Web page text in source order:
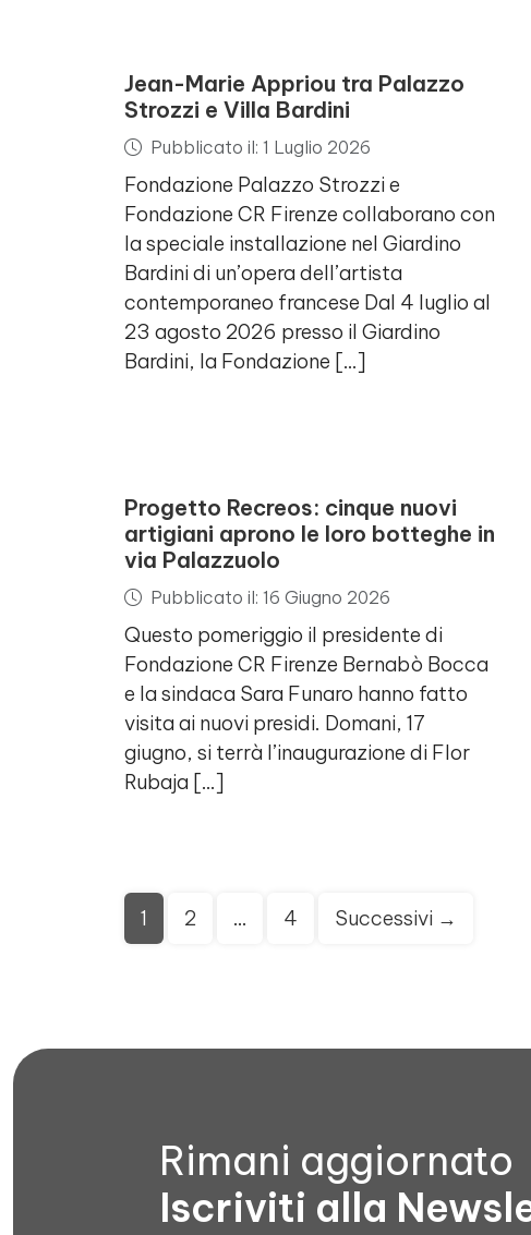
Jean-Marie Appriou tra Palazzo
Strozzi e Villa Bardini
Pubblicato il: 1 Luglio 2026
Fondazione Palazzo Strozzi e
Fondazione CR Firenze collaborano con
la speciale installazione nel Giardino
Bardini di un’opera dell’artista
contemporaneo francese Dal 4 luglio al
23 agosto 2026 presso il Giardino
Bardini, la Fondazione […]
Progetto Recreos: cinque nuovi
artigiani aprono le loro botteghe in
via Palazzuolo
Pubblicato il: 16 Giugno 2026
Questo pomeriggio il presidente di
Fondazione CR Firenze Bernabò Bocca
e la sindaca Sara Funaro hanno fatto
visita ai nuovi presidi. Domani, 17
giugno, si terrà l’inaugurazione di Flor
Rubaja […]
Paginazione
degli
1 2 … 4 Successivi →
Rimani aggiornato
Iscriviti alla